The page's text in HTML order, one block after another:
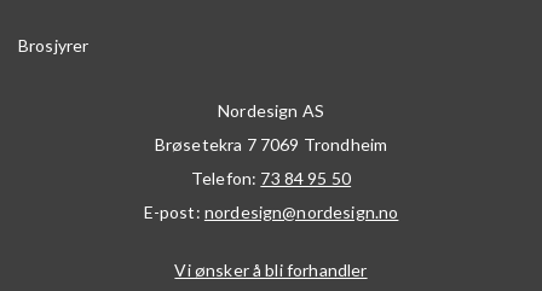
Brosjyrer
Nordesign AS
Brøsetekra 7 7069 Trondheim
Telefon: 73 84 95 50
E-post: nordesign@nordesign.no
Vi ønsker å bli forhandler